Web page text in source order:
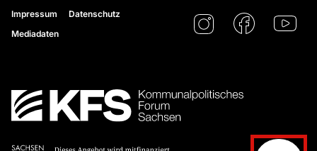
Impressum
Datenschutz
Mediadaten